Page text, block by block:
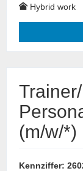
Hybrid work
(m/w/*)
Kennziffer: